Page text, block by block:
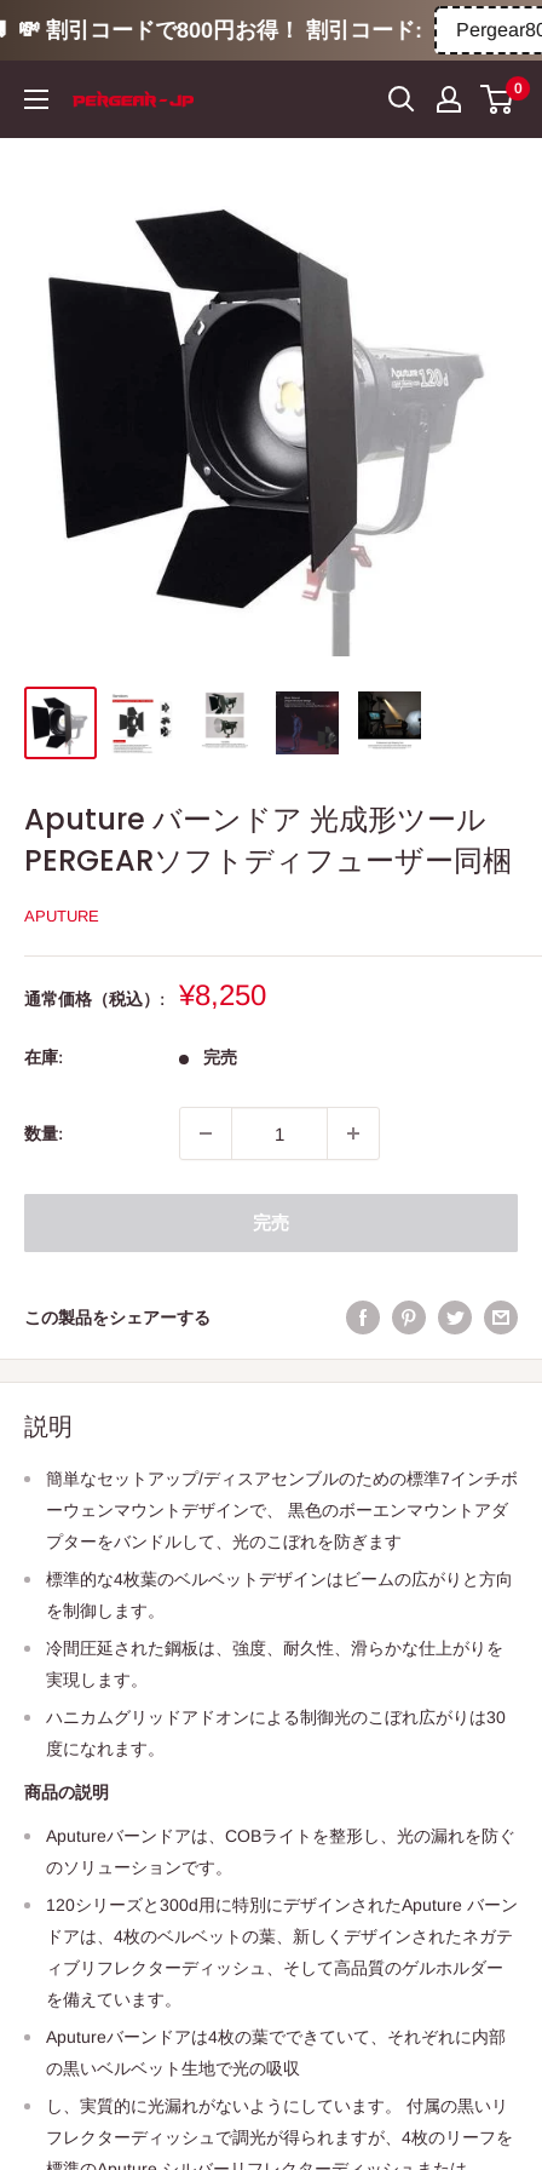
💸 割引コードで800円お得！ 割引コード: Pergear800
テ
0
Aputure バーンドア 光成形ツール
PERGEARソフトディフューザー同梱
APUTURE
通常価格（税込）:
販
価
¥8,250
在庫: 完売
数量:
完売
この製品をシェアーする
説明
簡単なセットアップ/ディスアセンブルのための標準7インチボ
ーウェンマウントデザインで、 黒色のボーエンマウントアダ
プターをバンドルして、光のこぼれを防ぎます
標準的な4枚葉のベルベットデザインはビームの広がりと方向
を制御します。
冷間圧延された鋼板は、強度、耐久性、滑らかな仕上がりを
実現します。
ハニカムグリッドアドオンによる制御光のこぼれ広がりは30
度になれます。
商品の説明
Aputureバーンドアは、COBライトを整形し、光の漏れを防ぐ
のソリューションです。
120シリーズと300d用に特別にデザインされたAputure バーン
ドアは、4枚のベルベットの葉、新しくデザインされたネガテ
ィブリフレクターディッシュ、そして高品質のゲルホルダー
を備えています。
Aputureバーンドアは4枚の葉でできていて、それぞれに内部
の黒いベルベット生地で光の吸収
し、実質的に光漏れがないようにしています。 付属の黒いリ
フレクターディッシュで調光が得られますが、4枚のリーフを